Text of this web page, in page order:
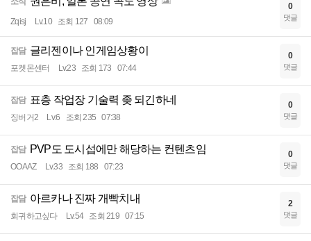
Zqisj Lv.10 조회 127 08:09
0
댓글
잡담 글리젠이나 인게임상황이
포켓몬센터 Lv.23 조회 173 07:44
0
댓글
잡담 표층 작업장 기술력 좆 되긴하네
징버거2 Lv.6 조회 235 07:38
0
댓글
잡담 PVP도 도시섭에만 해당하는 컨텐츠임
OOAAZ Lv.33 조회 188 07:23
0
댓글
잡담 아르카나 진짜 개빡치내
회귀하고싶다 Lv.54 조회 219 07:15
2
댓글